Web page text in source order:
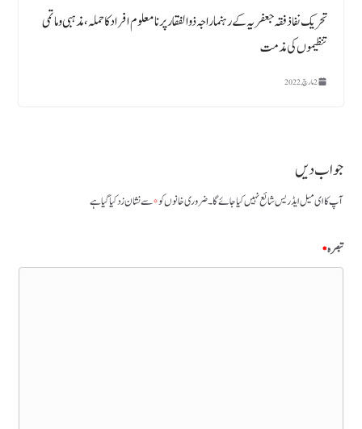
تحریک نفاذ فقہ جعفریہ کے رہنما راجہ ذوالفقار پر نامعلوم افراد کا حملہ، مذہبی و ماتمی
تنظیموں کی مذمت
2 مارچ, 2022
جواب دیں
آپ کا ای میل ایڈریس شائع نہیں کیا جائے گا۔ضروری خانوں کو*سے نشان زد کیا گیا ہے
تبصرہ*